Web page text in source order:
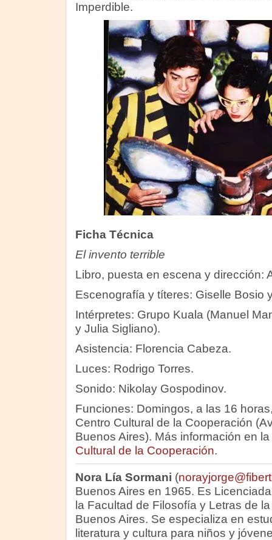
Imperdible.
Ficha Técnica
El invento terrible
Libro, puesta en escena y dirección:
Escenografía y títeres: Giselle Bosio
Intérpretes: Grupo Kuala (Manuel
y Julia Sigliano).
Asistencia: Florencia Cabeza.
Luces: Rodrigo Torres.
Sonido: Nikolay Gospodinov.
Funciones: Domingos, a las 16
Centro Cultural de la Cooperación
Buenos Aires). Más información en
Cultural de la Cooperación.
Nora Lía Sormani (
Buenos Aires en 1965. Es
la Facultad de Filosofía y Letras de
Buenos Aires. Se especializa en
literatura y cultura para niños y